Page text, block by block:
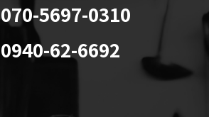
070-5697-0310
0940-62-6692